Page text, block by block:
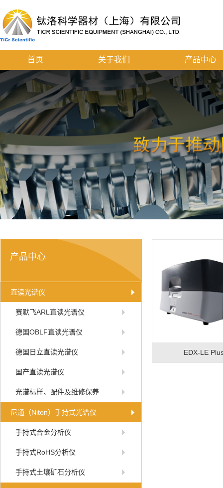
首页 关于我们 产品中心
产品中心
直读光谱仪
赛默飞ARL直读光谱仪
德国OBLF直读光谱仪
德国日立直读光谱仪
国产直读光谱仪
光谱标样、配件及维修保养
尼通（Niton）手持式光谱仪
手持式合金分析仪
手持式RoHS分析仪
手持式土壤矿石分析仪
EDX-LE